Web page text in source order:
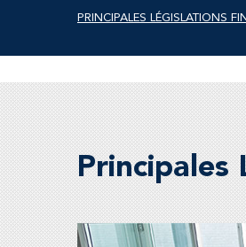
PRINCIPALES LÉGISLATIONS
Principales